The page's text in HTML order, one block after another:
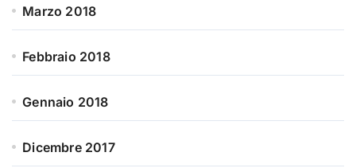
Marzo 2018
Febbraio 2018
Gennaio 2018
Dicembre 2017